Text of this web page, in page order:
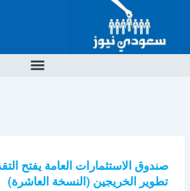
المحتوى
صندوق الاستثمارات العامة يفتح
تطوير الخريجين (النسخة العاشرة)